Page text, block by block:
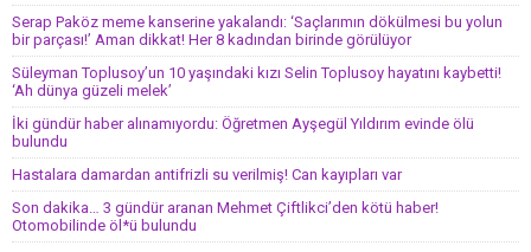
Serap Paköz meme kanserine yakalandı: ‘Saçlarımın dökülmesi bu yolun
bir parçası!’ Aman dikkat! Her 8 kadından birinde görülüyor
Süleyman Toplusoy’un 10 yaşındaki kızı Selin Toplusoy hayatını kaybetti!
‘Ah dünya güzeli melek’
İki gündür haber alınamıyordu: Öğretmen Ayşegül Yıldırım evinde ölü
bulundu
Hastalara damardan antifrizli su verilmiş! Can kayıpları var
Son dakika… 3 gündür aranan Mehmet Çiftlikci’den kötü haber!
Otomobilinde öl*ü bulundu